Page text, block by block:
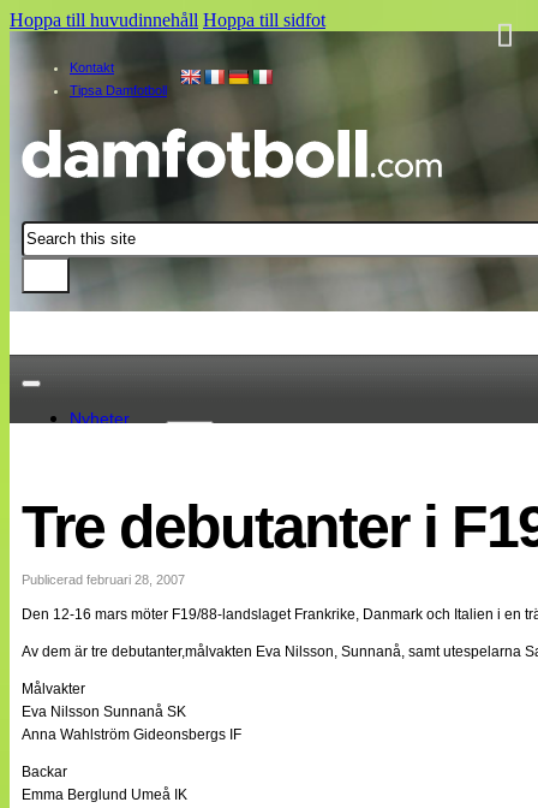
Hoppa till huvudinnehåll Hoppa till sidfot
Kontakt
Tipsa Damfotboll
Sök
Nyheter
Landslaget
EM 2013
Internationellt
Bildreportage
Bloggar
Lagen
Cuper
Medlemsbilder
Till klubbkassan
Om oss
Tre debutanter i
Publicerad februari 28, 2007
Den 12-16 mars möter F19/88-landslaget Frankrike, Danmark och Italien i
Av dem är tre debutanter,målvakten Eva Nilsson, Sunnanå, samt utespelarna
Målvakter
Eva Nilsson Sunnanå SK
Anna Wahlström Gideonsbergs IF
Backar
Emma Berglund Umeå IK